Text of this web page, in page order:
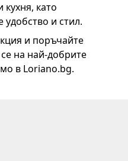
кухня, като
и стил.
и поръчайте
на най-добрите
в Loriano.bg.